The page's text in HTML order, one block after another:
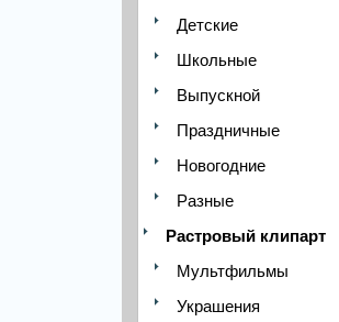
Детские
Школьные
Выпускной
Праздничные
Новогодние
Разные
Растровый клипарт
Мультфильмы
Украшения